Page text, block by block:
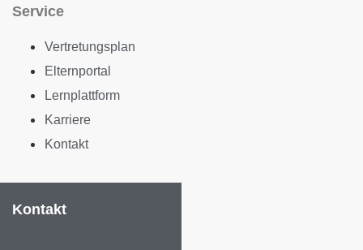
Service
Vertretungsplan
Elternportal
Lernplattform
Karriere
Kontakt
Kontakt